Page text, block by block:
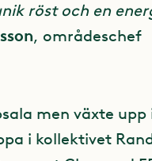
röst och en
, områdeschef
men växte
i kollektivet